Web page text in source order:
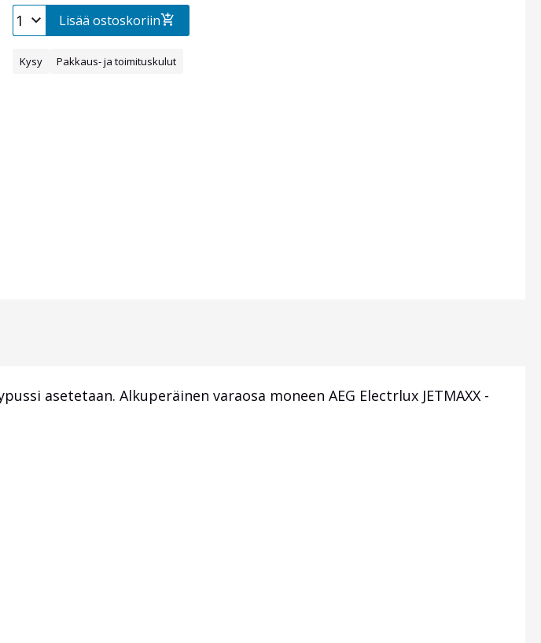
Lisää ostoskoriin
Kysy Pakkaus- ja toimituskulut
asetetaan. Alkuperäinen varaosa moneen AEG Electrlux JETMAXX -